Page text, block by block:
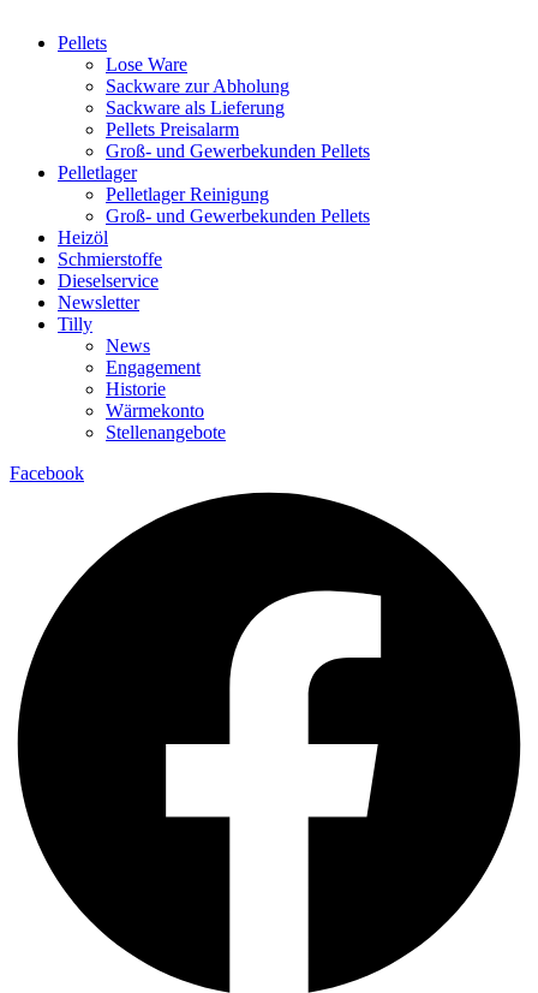
Pellets
Lose Ware
Sackware zur Abholung
Sackware als Lieferung
Pellets Preisalarm
Groß- und Gewerbekunden Pellets
Pelletlager
Pelletlager Reinigung
Groß- und Gewerbekunden Pellets
Heizöl
Schmierstoffe
Dieselservice
Newsletter
Tilly
News
Engagement
Historie
Wärmekonto
Stellenangebote
Facebook